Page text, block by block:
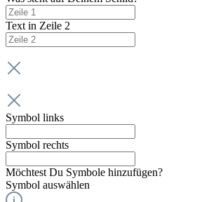
Text in Zeile 2
Symbol links
Symbol rechts
Möchtest Du Symbole hinzufügen?
Symbol auswählen